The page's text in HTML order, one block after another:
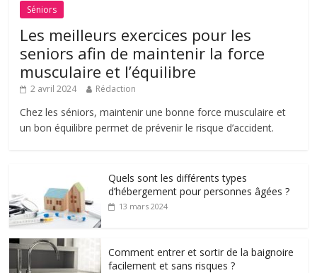
Séniors
Les meilleurs exercices pour les
seniors afin de maintenir la force
musculaire et l’équilibre
2 avril 2024 Rédaction
Chez les séniors, maintenir une bonne force musculaire et
un bon équilibre permet de prévenir le risque d’accident.
Quels sont les différents types
d’hébergement pour personnes âgées ?
13 mars 2024
Comment entrer et sortir de la baignoire
facilement et sans risques ?